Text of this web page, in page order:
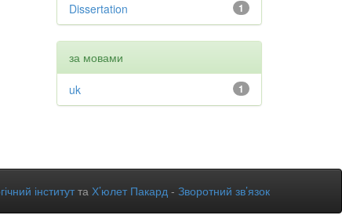
1
Dissertation
за мовами
1
uk
інститутта Х’юлет Пакард - Зворотний зв’язок